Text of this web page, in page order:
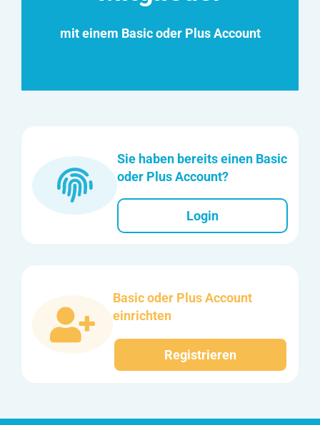
mit einem Basic oder Plus Account
Sie haben bereits einen Basic
oder Plus Account?
Login
Basic oder Plus Account
einrichten
Registrieren